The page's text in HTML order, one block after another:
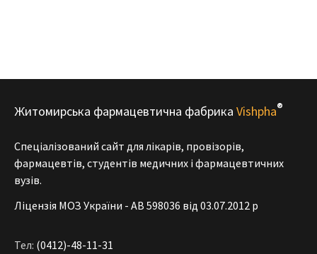
Житомирська фармацевтична фабрика Vishpha®
Спеціалізований сайт для лікарів, провізорів,
фармацевтів, студентів медичних і фармацевтичних
вузів.
Ліцензія МОЗ України - АВ 598036 від 03.07.2012 р
Тел: (0412)-48-11-31